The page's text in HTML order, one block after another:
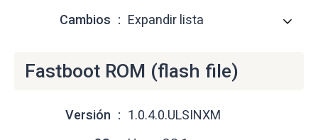
Cambios
Expandir lista
Fastboot ROM (flash file)
Versión
1.0.4.0.ULSINXM